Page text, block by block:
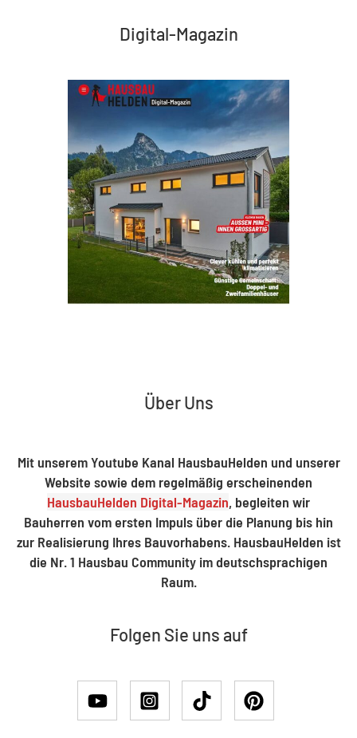
Digital-Magazin
Über Uns
Mit unserem Youtube Kanal HausbauHelden und unserer
Website sowie dem regelmäßig erscheinenden
HausbauHelden Digital-Magazin, begleiten wir
Bauherren vom ersten Impuls über die Planung bis hin
zur Realisierung Ihres Bauvorhabens. HausbauHelden ist
die Nr. 1 Hausbau Community im deutschsprachigen
Raum.
Folgen Sie uns auf